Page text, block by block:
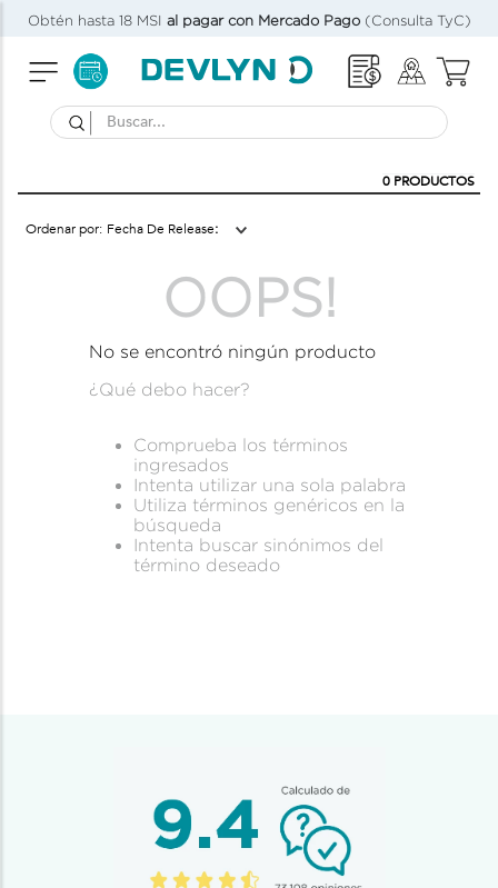
Obtén hasta 18 MSI al pagar con Mercado Pago(Consulta TyC)
Buscar...
0 PRODUCTOS
Fecha De Release
OOPS!
No se encontró ningún producto
¿Qué debo hacer?
Comprueba los términos
ingresados
Intenta utilizar una sola palabra
Utiliza términos genéricos en la
búsqueda
Intenta buscar sinónimos del
término deseado